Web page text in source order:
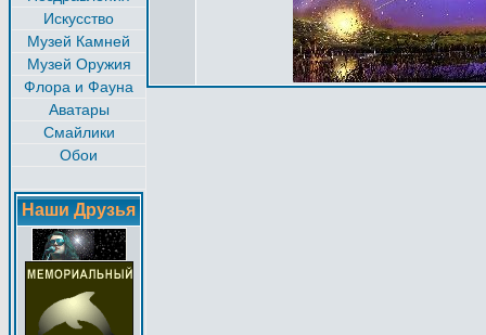
Искусство
Музей Камней
Музей Оружия
Флора и Фауна
Аватары
Смайлики
Обои
Наши Друзья